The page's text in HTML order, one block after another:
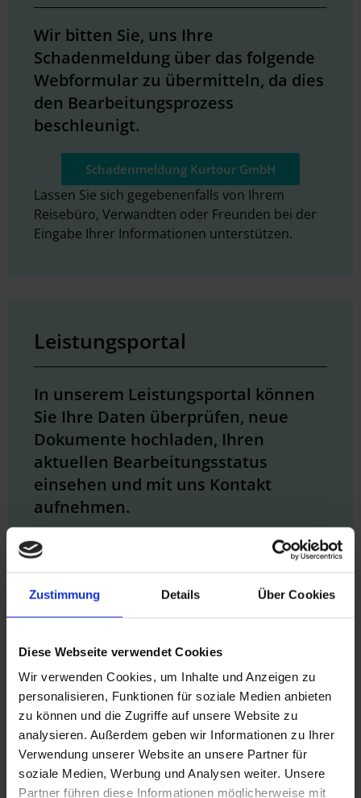
Zustimmung Details Über Cookies
Diese Webseite verwendet Cookies
Wir verwenden Cookies, um Inhalte und Anzeigen zu
personalisieren, Funktionen für soziale Medien anbieten
zu können und die Zugriffe auf unsere Website zu
analysieren. Außerdem geben wir Informationen zu Ihrer
Verwendung unserer Website an unsere Partner für
soziale Medien, Werbung und Analysen weiter. Unsere
Partner führen diese Informationen möglicherweise mit
Wir bitten Sie, uns Ihre
Schadenmeldung über das folgende
Webformular zu übermitteln, da dies
den Bearbeitungsprozess
beschleunigt.
Schadenmeldung Kurtour GmbH
Lassen Sie sich gegebenenfalls von Ihrem
Reisebüro, Verwandten oder Freunden bei der
Eingabe Ihrer Informationen unterstützen.
Leistungsportal
In unserem Leistungsportal können
Sie Ihre Daten überprüfen, neue
Dokumente hochladen, Ihren
aktuellen Bearbeitungsstatus
einsehen und mit uns Kontakt
aufnehmen.
Bitte halten Ihre Auftragsnummer (KT5xxxxx)
sowie Ihr individuelles Passwort bereit.
Bitte gestatten Sie uns hier einen Hinweis:
Laut § 651 r BGB kann die Erstattung fälliger Beträge erst
nach Ablauf des Jahres (01.11. - 31.10.) in dem der
Versicherungsfall eingetreten ist erfolgen.
Durch den bestehenden Versicherungsschutz zur